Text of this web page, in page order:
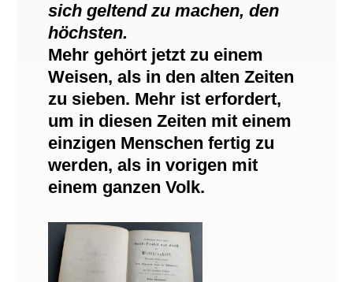
sich geltend zu machen, den
höchsten.
Mehr gehört jetzt zu einem
Weisen, als in den alten Zeiten
zu sieben. Mehr ist erfordert,
um in diesen Zeiten mit einem
einzigen Menschen fertig zu
werden, als in vorigen mit
einem ganzen Volk.